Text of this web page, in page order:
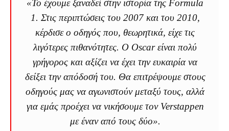
«Το έχουμε ξαναδεί στην ιστορία της Formula
1. Στις περιπτώσεις του 2007 και του 2010,
κέρδισε ο οδηγός που, θεωρητικά, είχε τις
λιγότερες πιθανότητες. Ο Oscar είναι πολύ
γρήγορος και αξίζει να έχει την ευκαιρία να
δείξει την απόδοσή του. Θα επιτρέψουμε στους
οδηγούς μας να αγωνιστούν μεταξύ τους, αλλά
για εμάς προέχει να νικήσουμε τον Verstappen
με έναν από τους δύο».